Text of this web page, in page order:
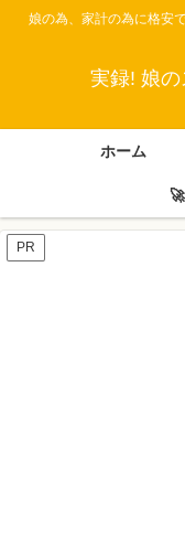
娘の為、家計の為に格安
実録! 娘
ホーム
PR